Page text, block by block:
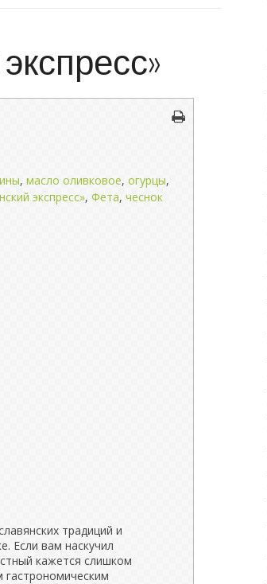
, масло оливковое, огурцы,
экспресс», Фета, чеснок
традиций и
Если вам наскучил
кажется слишком